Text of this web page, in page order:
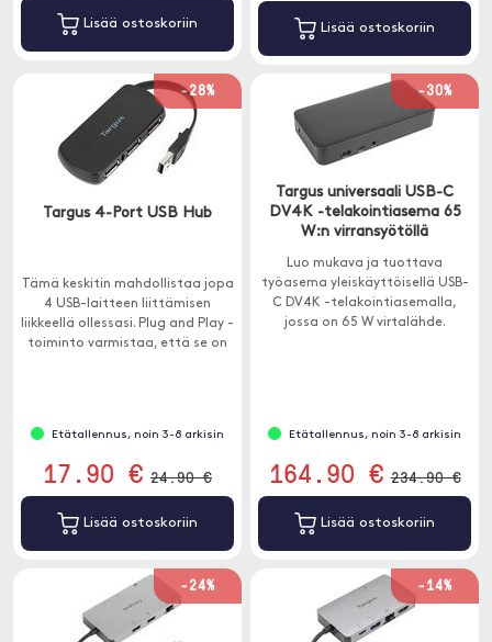
Lisää ostoskoriin Lisää ostoskoriin
-28%
Targus 4-Port USB Hub
Tämä keskitin mahdollistaa jopa
4 USB-laitteen liittämisen
liikkeellä ollessasi. Plug and Play -
toiminto varmistaa, että se on
Etätallennus, noin 3-8 arkisin
17.90 € 24.90 €
Lisää ostoskoriin
-30%
Targus universaali USB-C
DV4K -telakointiasema 65
W:n virransyötöllä
Luo mukava ja tuottava
työasema yleiskäyttöisellä USB-
C DV4K -telakointiasemalla,
jossa on 65 W virtalähde.
Etätallennus, noin 3-8 arkisin
164.90 € 234.90 €
Lisää ostoskoriin
-24% -14%